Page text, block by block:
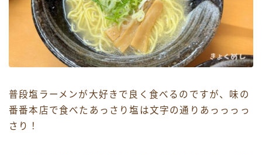
普段塩ラーメンが大好きで良く食べるのですが、味の
番番本店で食べたあっさり塩は文字の通りあっっっっ
さり！